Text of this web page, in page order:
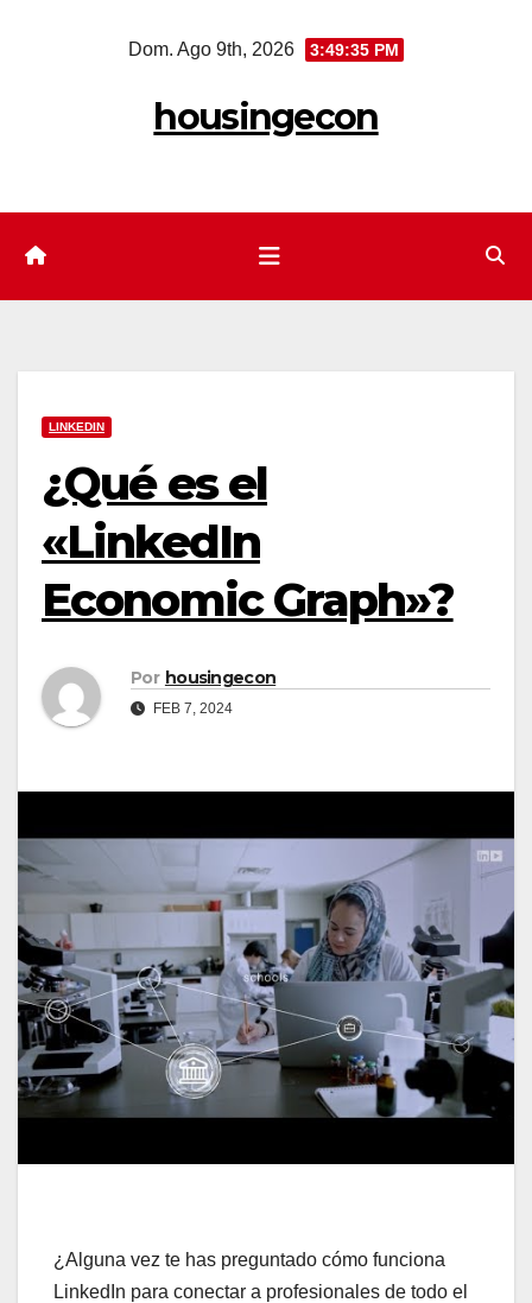
Dom. Ago 9th, 2026 3:49:36 PM
housingecon
LINKEDIN
¿Qué es el
«LinkedIn
Economic Graph»?
Por housingecon
FEB 7, 2024
¿Alguna vez te has preguntado cómo funciona
LinkedIn para conectar a profesionales de todo el